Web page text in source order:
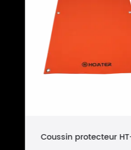
Coussin protecteur